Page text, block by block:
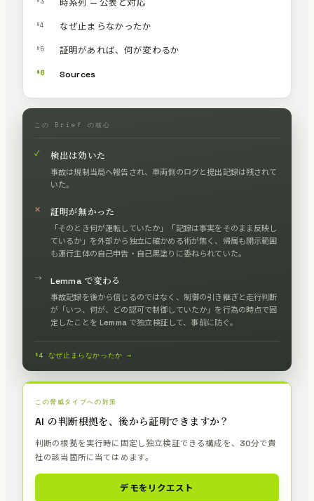
時系列 — 公表と対応
§4 なぜ止まらなかったか
§5 証明があれば、何が変わるか
§6 Sources
この Brief の核心
✓ 検出は効いた
事故は規制当局へ報告され、車両側のログと提出記録は残されて
いた。
✕ 証明が無かった
「そのとき何が運転していたか」「記録は事実をそのまま反映し
ているか」を外部から独立に確かめる術が無く、帰属も開示範囲
も運行主体の自己申告・自己黒塗りに委ねられていた。
→ Lemma で変わる
事故記録を後から信じるのではなく、制御の引き継ぎと走行判断
が「いつ、何が、どの認可で制御していたか」を行為の時点で固
定したことを Lemma で独立検証して、事前に防ぐ。
§4 なぜ止まらなかったか →
この脅威タイプへの対策
AI の判断根拠を、後から証明できますか？
判断の根拠を実行時に固定し独立検証できる構成を、30分で貴
社の該当箇所に当てはめます。
デモをリクエスト